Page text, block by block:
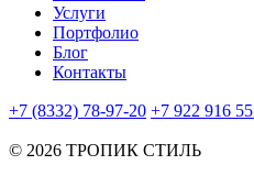
Услуги
Портфолио
Блог
Контакты
+7 (8332) 78-97-20 +7 922 916
© 2026 ТРОПИК СТИЛЬ